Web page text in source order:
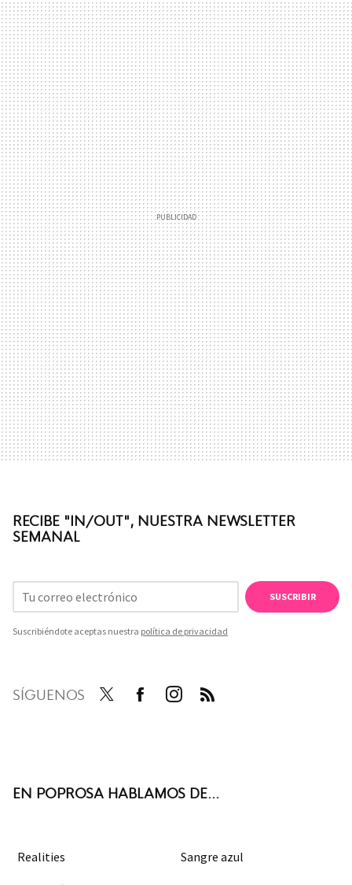
RECIBE "IN/OUT", NUESTRA NEWSLETTER
SEMANAL
SUSCRIBIR
Suscribiéndote aceptas nuestra política de privacidad
SÍGUENOS
EN POPROSA HABLAMOS DE...
Realities Sangre azul